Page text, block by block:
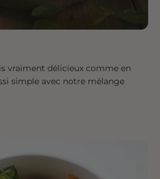
vraiment délicieux comme en
simple avec notre mélange